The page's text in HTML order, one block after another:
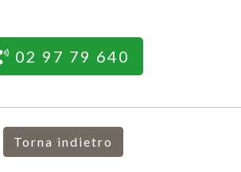
02 97 79 640
Torna indietro